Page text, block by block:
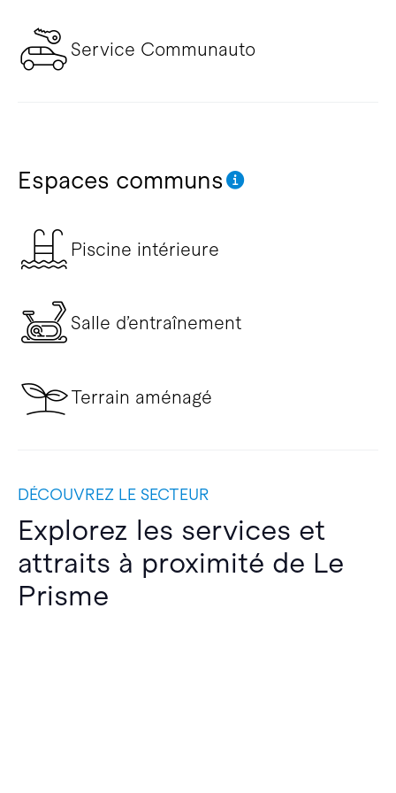
Service Communauto
Espaces communs
Piscine intérieure
Salle d’entraînement
Terrain aménagé
DÉCOUVREZ LE SECTEUR
Explorez les services et
attraits à proximité de Le
Prisme